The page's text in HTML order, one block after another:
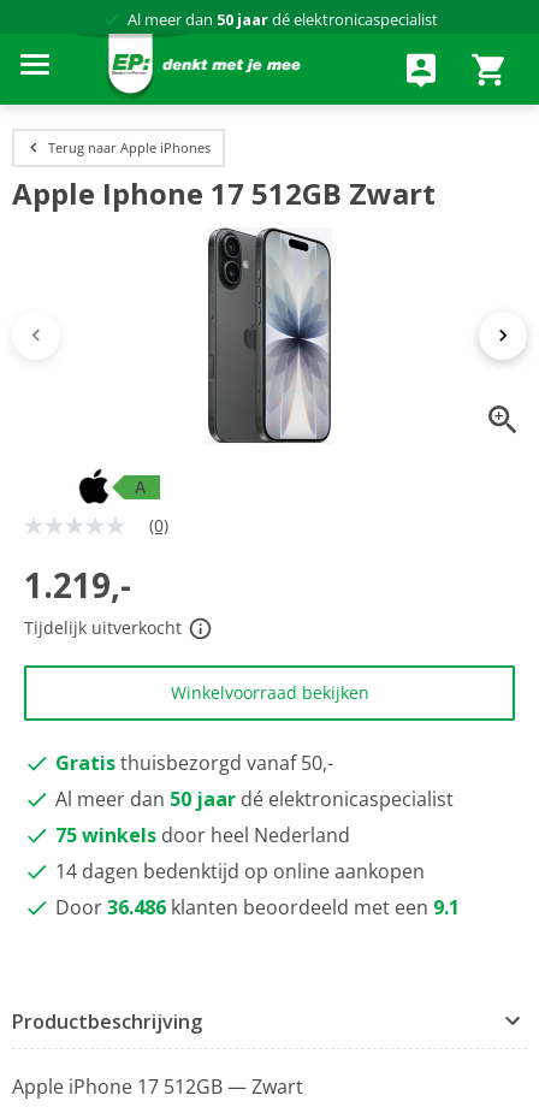
Al meer dan 50 jaardé elektronicaspecialist
Terug naar Apple iPhones
Apple Iphone 17 512GB Zwart
Geen
Dezelfde
paginalink.
(0)
1.219,-
Tijdelijk uitverkocht
Winkelvoorraad bekijken
Gratisthuisbezorgd vanaf 50,-
Al meer dan 50 jaar dé elektronicaspecialist
75 winkels door heel Nederland
14 dagen bedenktijd op online aankopen
Door36.486 klanten beoordeeld met een 9.1
A
Productbeschrijving
Apple iPhone 17 512GB — Zwart